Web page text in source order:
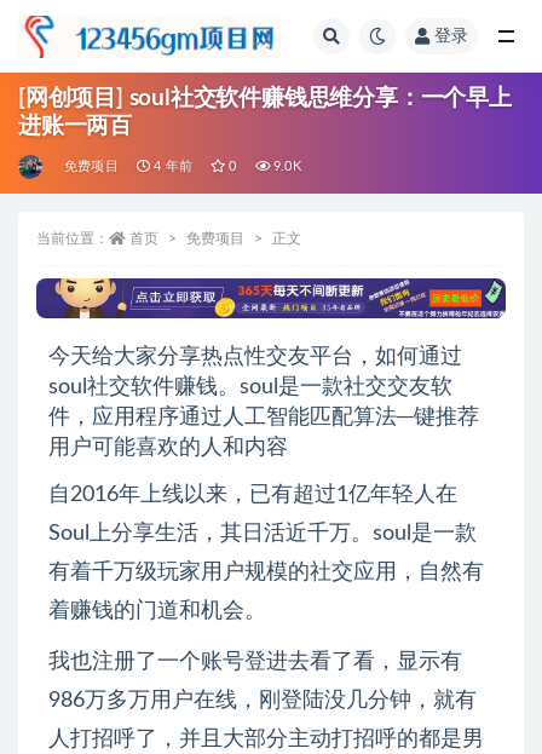
登录
[网创项目] soul社交软件赚钱思维分享：一个早上
进账一两百
免费项目 4 年前 0 9.0K
当前位置： 首页 免费项目 正文
今天给大家分享热点性交友平台，如何通过
soul社交软件赚钱。soul是一款社交交友软
件，应用程序通过人工智能匹配算法─键推荐
用户可能喜欢的人和内容
自2016年上线以来，已有超过1亿年轻人在
Soul上分享生活，其日活近千万。soul是一款
有着千万级玩家用户规模的社交应用，自然有
着赚钱的门道和机会。
我也注册了一个账号登进去看了看，显示有
986万多万用户在线，刚登陆没几分钟，就有
人打招呼了，并且大部分主动打招呼的都是男